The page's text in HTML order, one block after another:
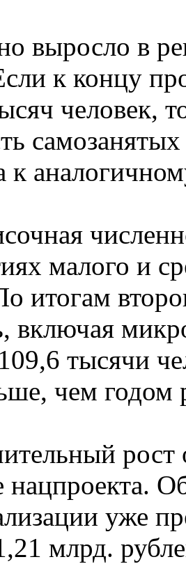
выросло в
к концу
человек,
к
малого и
итогам
включая
тысячи
чем годом
рост
нацпроекта.
уже
млрд.